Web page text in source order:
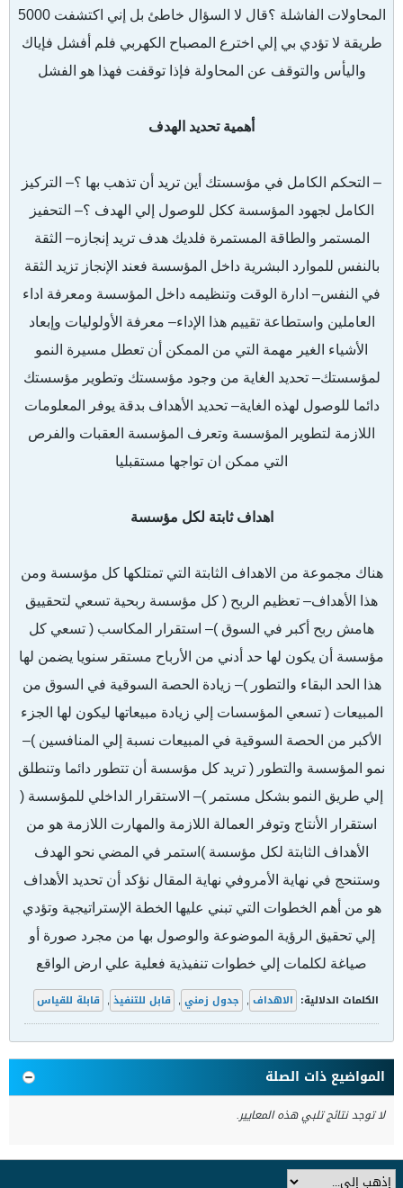
المحاولات الفاشلة ؟قال لا السؤال خاطئ بل إني اكتشفت 5000
طريقة لا تؤدي بي إلي اخترع المصباح الكهربي فلم أفشل فإياك
واليأس والتوقف عن المحاولة فإذا توقفت فهذا هو الفشل
أهمية تحديد الهدف
– التحكم الكامل في مؤسستك أين تريد أن تذهب بها ؟– التركيز
الكامل لجهود المؤسسة ككل للوصول إلي الهدف ؟– التحفيز
المستمر والطاقة المستمرة فلديك هدف تريد إنجازه– الثقة
بالنفس للموارد البشرية داخل المؤسسة فعند الإنجاز تزيد الثقة
في النفس– ادارة الوقت وتنظيمه داخل المؤسسة ومعرفة اداء
العاملين واستطاعة تقييم هذا الإداء– معرفة الأولوليات وإبعاد
الأشياء الغير مهمة التي من الممكن أن تعطل مسيرة النمو
لمؤسستك– تحديد الغاية من وجود مؤسستك وتطوير مؤسستك
دائما للوصول لهذه الغاية– تحديد الأهداف بدقة يوفر المعلومات
اللازمة لتطوير المؤسسة وتعرف المؤسسة العقبات والفرص
التي ممكن ان تواجها مستقبليا
اهداف ثابتة لكل مؤسسة
هناك مجموعة من الاهداف الثابتة التي تمتلكها كل مؤسسة ومن
هذا الأهداف– تعظيم الربح ( كل مؤسسة ربحية تسعي لتحقييق
هامش ربح أكبر في السوق )– استقرار المكاسب ( تسعي كل
مؤسسة أن يكون لها حد أدني من الأرباح مستقر سنويا يضمن لها
هذا الحد البقاء والتطور )– زيادة الحصة السوقية في السوق من
المبيعات ( تسعي المؤسسات إلي زيادة مبيعاتها ليكون لها الجزء
الأكبر من الحصة السوقية في المبيعات نسبة إلي المنافسين )–
نمو المؤسسة والتطور ( تريد كل مؤسسة أن تتطور دائما وتنطلق
إلي طريق النمو بشكل مستمر )– الاستقرار الداخلي للمؤسسة (
استقرار الأنتاج وتوفر العمالة اللازمة والمهارت اللازمة هو من
الأهداف الثابتة لكل مؤسسة ) استمر في المضي نحو الهدف
وستنحج في نهاية الأمروفي نهاية المقال نؤكد أن تحديد الأهداف
هو من أهم الخطوات التي تبني عليها الخطة الإستراتيجية وتؤدي
إلي تحقيق الرؤية الموضوعة والوصول بها من مجرد صورة أو
صياغة لكلمات إلي خطوات تنفيذية فعلية علي ارض الواقع
الكلمات الدلالية: الاهداف , جدول زمني , قابل للتنفيذ , قابلة للقياس
المواضيع ذات الصلة
لا توجد نتائج تلبي هذه المعايير.